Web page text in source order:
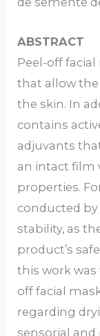
ABSTRACT
Peel-off
that allow
the skin. In
contains
adjuvants
an intact film
properties.
conducted
stability, as
product’s
this work was
off facial
regarding
sensorial and